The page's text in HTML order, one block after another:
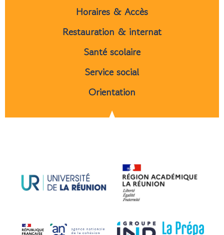
Horaires & Accès
Restauration & internat
Santé scolaire
Service social
Orientation